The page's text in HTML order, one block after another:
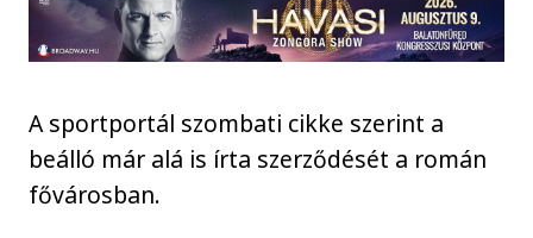
A sportportál szombati cikke szerint a
beálló már alá is írta szerződését a román
fővárosban.